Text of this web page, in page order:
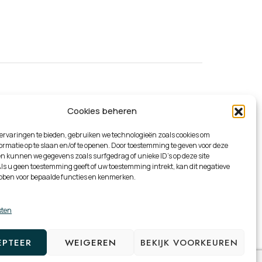
Cookies beheren
te bieden, gebruiken we technologieën zoals cookies om
op te slaan en/of te openen. Door toestemming te geven voor deze
kunnen we gegevens zoals surfgedrag of unieke ID's op deze site
u geen toestemming geeft of uw toestemming intrekt, kan dit negatieve
voor bepaalde functies en kenmerken.
WEIGEREN BEKIJK VOORKEUREN